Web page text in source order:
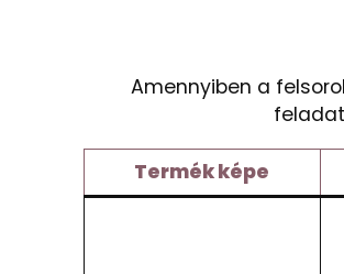
Amennyiben a
Termékképe